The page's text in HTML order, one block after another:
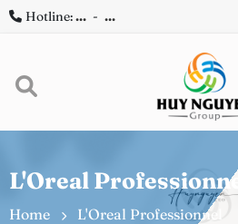
Hotline:... - ...
L'Oreal Professionnel
Home L'Oreal Professionnel